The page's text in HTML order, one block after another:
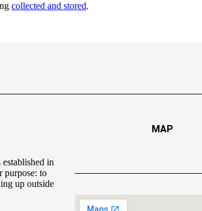
collected and stored.
in
purpose: to
up outside
MAP